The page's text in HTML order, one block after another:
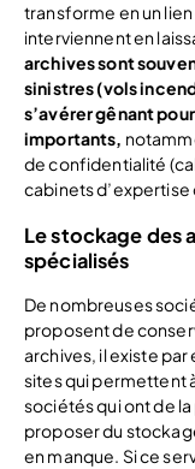
transforme en un
interviennent en
archives sont
sinistres (vols
s’avérer gênant
importants,
de confidentialité
cabinets
Le stockage des
spécialisés
De nombreuses
proposent de
archives, il existe
sites qui permettent
sociétés qui ont de
proposer du
en manque. Si ce